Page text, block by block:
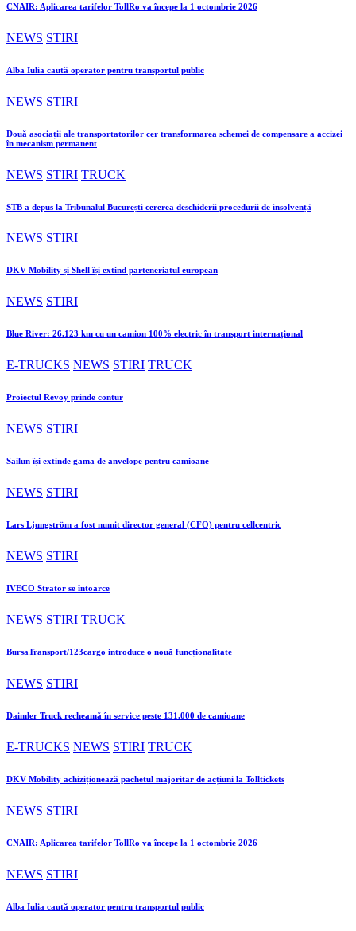
CNAIR: Aplicarea tarifelor TollRo va începe la 1 octombrie 2026
NEWS STIRI
Alba Iulia caută operator pentru transportul public
NEWS STIRI
Două asociații ale transportatorilor cer transformarea schemei de compensare a accizei
în mecanism permanent
NEWS STIRI TRUCK
STB a depus la Tribunalul București cererea deschiderii procedurii de insolvență
NEWS STIRI
DKV Mobility și Shell își extind parteneriatul european
NEWS STIRI
Blue River: 26.123 km cu un camion 100% electric în transport internațional
E-TRUCKS NEWS STIRI TRUCK
Proiectul Revoy prinde contur
NEWS STIRI
Sailun își extinde gama de anvelope pentru camioane
NEWS STIRI
Lars Ljungström a fost numit director general (CFO) pentru cellcentric
NEWS STIRI
IVECO Strator se întoarce
NEWS STIRI TRUCK
BursaTransport/123cargo introduce o nouă funcționalitate
NEWS STIRI
Daimler Truck recheamă în service peste 131.000 de camioane
E-TRUCKS NEWS STIRI TRUCK
DKV Mobility achiziționează pachetul majoritar de acțiuni la Tolltickets
NEWS STIRI
CNAIR: Aplicarea tarifelor TollRo va începe la 1 octombrie 2026
NEWS STIRI
Alba Iulia caută operator pentru transportul public